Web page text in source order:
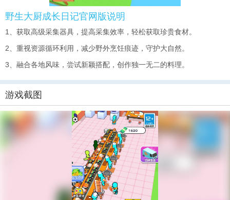
野生大厨成长日记官网版说明
1、获取高级采集器具，提高采集效率，轻松获取珍贵食材。
2、重视资源循环利用，减少野外烹饪痕迹，守护大自然。
3、融合各地风味，尝试新颖搭配，创作独一无二的料理。
游戏截图